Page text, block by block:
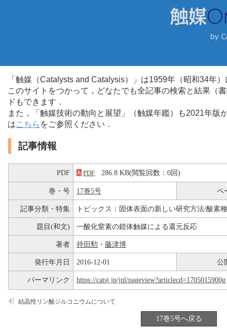
「触媒（Catalysts and Catalysis）」は1959年（昭和34年
このサイトをつかって，どなたでも全記事の検索と結果（
ドもできます．
また，「触媒技術の動向と展望」（触媒年鑑）も2021年
はこちら をご参照ください．
記事情報
PDF PDF 286.8 KB(閲覧回数：0回)
巻・号 17巻5号 ペ
記事分類・特集 トピックス：固体表面の新しい研究方法/酸素
題目(和文) 一酸化窒素の錯体触媒による還元反応
著者 持田勲 ・ 藤津博
発行年月日 2016-12-01 公
パーマリンク https://catsj.jp/jnl/pageview?articlecd=1705015900g
結晶性リン酸ジルコニウムについて
17巻5号へ戻る